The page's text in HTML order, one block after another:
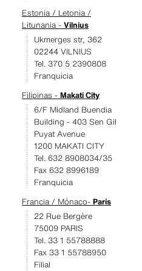
Estonia / Letonia /
Litunania - Vilnius
Ukmerges str, 362
02244 VILNIUS
Tel. 370 5 2390808
Franquicia
Filipinas - Makati City
6/F Midland Buendia
Building - 403 Sen Gil
Puyat Avenue
1200 MAKATI CITY
Tel. 632 8908034/35
Fax 632 8996189
Franquicia
Francia / Mónaco- París
22 Rue Bergère
75009 PARIS
Tel. 33 1 55788888
Fax 33 1 55788950
Filial